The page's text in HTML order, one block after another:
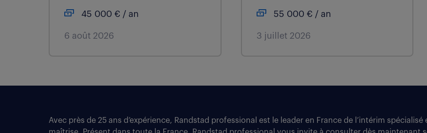
45 000 € / an
6 août 2026
55 000 € / an
3 juillet 2026
Avec près de 25 ans d’expérience, Randstad professional est le leader en France de l’intérim